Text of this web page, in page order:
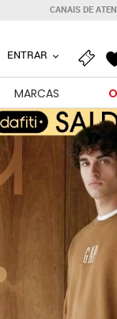
CANAIS DE
ENTRAR
MARCAS